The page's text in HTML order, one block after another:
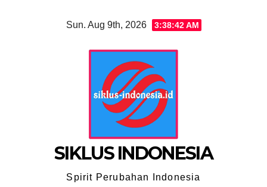
Sun. Aug 9th, 2026 3:38:43 AM
SIKLUS INDONESIA
Spirit Perubahan Indonesia